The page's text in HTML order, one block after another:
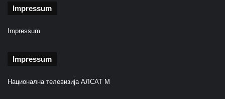
Impressum
Impressum
Impressum
Национална телевизија АЛСАТ М